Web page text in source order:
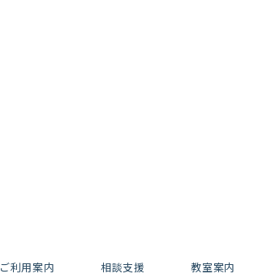
ご利用案内 相談支援 教室案内